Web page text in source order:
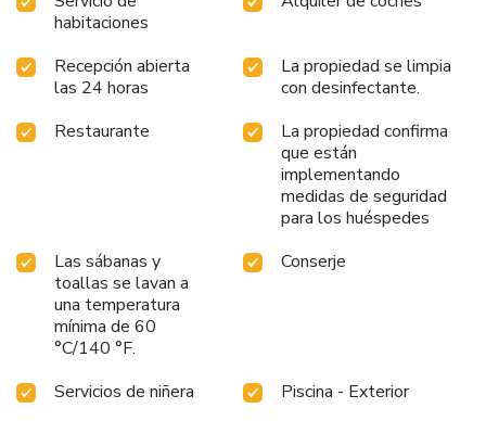
habitaciones
Recepción abierta
las 24 horas
La propiedad se limpia
con desinfectante.
Restaurante
La propiedad confirma
que están
implementando
medidas de seguridad
para los huéspedes
Las sábanas y
toallas se lavan a
una temperatura
mínima de 60
°C/140 °F.
Conserje
Servicios de niñera
Piscina - Exterior